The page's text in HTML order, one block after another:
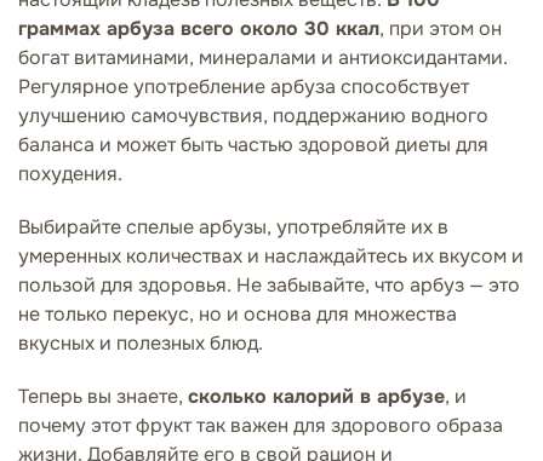
граммах арбуза всего около 30 ккал, при этом он
богат витаминами, минералами и антиоксидантами.
Регулярное употребление арбуза способствует
улучшению самочувствия, поддержанию водного
баланса и может быть частью здоровой диеты для
похудения.
Выбирайте спелые арбузы, употребляйте их в
умеренных количествах и наслаждайтесь их вкусом и
пользой для здоровья. Не забывайте, что арбуз — это
не только перекус, но и основа для множества
вкусных и полезных блюд.
Теперь вы знаете, сколько калорий в арбузе, и
почему этот фрукт так важен для здорового образа
жизни. Добавляйте его в свой рацион и